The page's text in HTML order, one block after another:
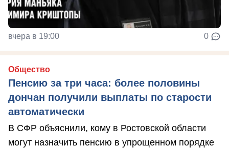
вчера в 19:00 0
Общество
Пенсию за три часа: более половины
дончан получили выплаты по старости
автоматически
В СФР объяснили, кому в Ростовской области
могут назначить пенсию в упрощенном порядке